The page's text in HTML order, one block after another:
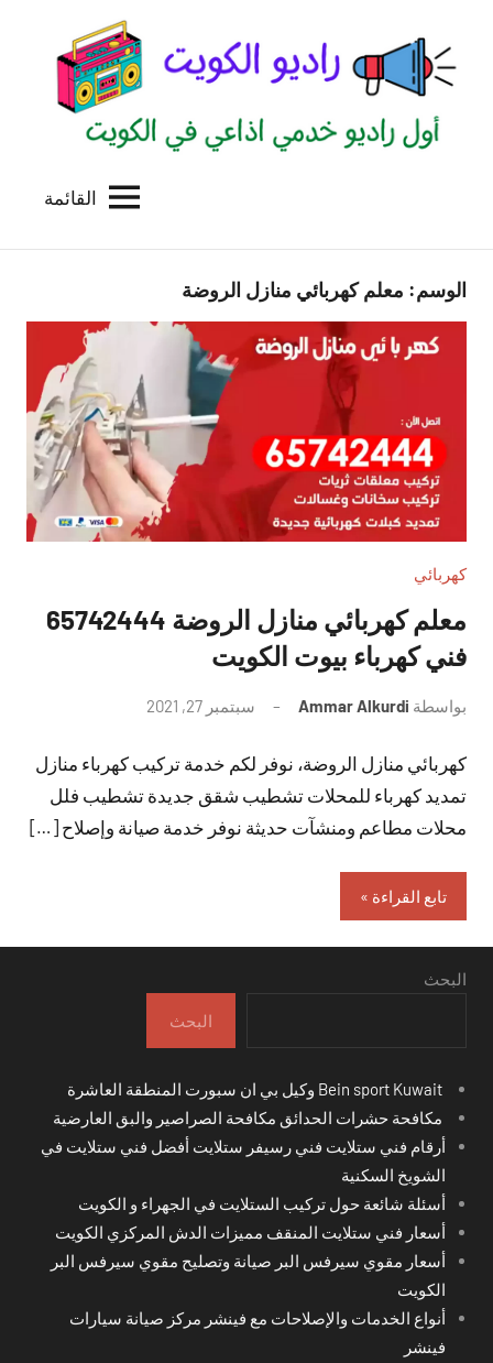
المحتوى
الكويت
للاعلانات
بالكويت
القائمة
الوسم: معلم كهربائي منازل الروضة
كهربائي
معلم كهربائي منازل الروضة 65742444
فني كهرباء بيوت الكويت
بواسطة Ammar Alkurdi سبتمبر 27, 2021
تعليقات
كهربائي منازل الروضة، نوفر لكم خدمة تركيب كهرباء منازل
تمديد كهرباء للمحلات تشطيب شقق جديدة تشطيب فلل
محلات مطاعم ومنشآت حديثة نوفر خدمة صيانة وإصلاح […]
تابع القراءة
البحث
البحث
مكافحة حشرات الحدائق مكافحة الصراصير والبق العارضية
أرقام فني ستلايت فني رسيفر ستلايت أفضل فني ستلايت في
الشويخ السكنية
أسئلة شائعة حول تركيب الستلايت في الجهراء و الكويت
أسعار فني ستلايت المنقف مميزات الدش المركزي الكويت
أسعار مقوي سيرفس البر صيانة وتصليح مقوي سيرفس البر
الكويت
أنواع الخدمات والإصلاحات مع فينشر مركز صيانة سيارات
فينشر